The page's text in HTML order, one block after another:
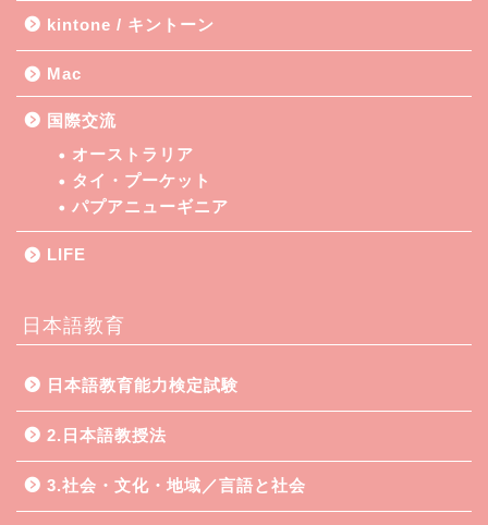
kintone / キントーン
Mac
国際交流
オーストラリア
タイ・プーケット
パプアニューギニア
LIFE
日本語教育
日本語教育能力検定試験
2.日本語教授法
3.社会・文化・地域／言語と社会